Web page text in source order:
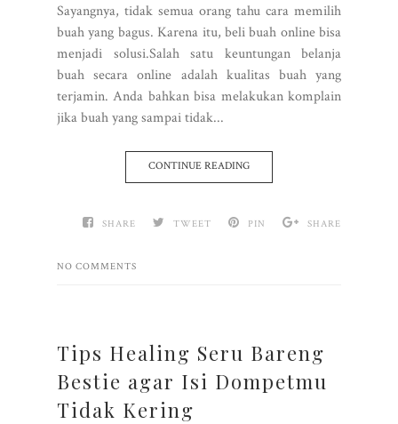
Sayangnya, tidak semua orang tahu cara memilih
buah yang bagus. Karena itu, beli buah online bisa
menjadi solusi.Salah satu keuntungan belanja
buah secara online adalah kualitas buah yang
terjamin. Anda bahkan bisa melakukan komplain
jika buah yang sampai tidak...
CONTINUE READING
SHARE TWEET PIN SHARE
NO COMMENTS
Tips Healing Seru Bareng
Bestie agar Isi Dompetmu
Tidak Kering